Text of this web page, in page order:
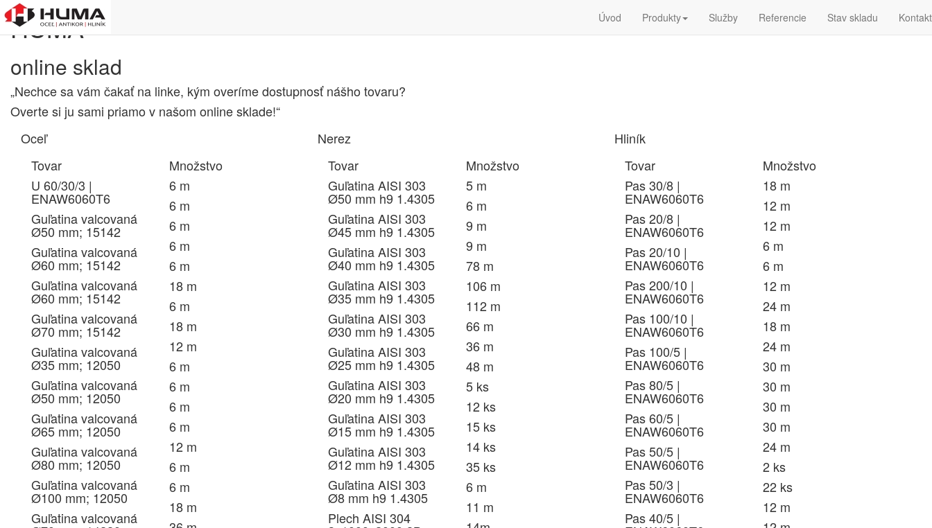
Úvod Produkty Služby Referencie Stav skladu Kontakt
HUMA
online sklad
„Nechce sa vám čakať na linke, kým overíme dostupnosť nášho tovaru?
Overte si ju sami priamo v našom online sklade!“
Oceľ
Tovar
U 60/30/3 |
ENAW6060T6
Guľatina valcovaná
Ø50 mm; 15142
Guľatina valcovaná
Ø60 mm; 15142
Guľatina valcovaná
Ø60 mm; 15142
Guľatina valcovaná
Ø70 mm; 15142
Guľatina valcovaná
Ø35 mm; 12050
Guľatina valcovaná
Ø50 mm; 12050
Guľatina valcovaná
Ø65 mm; 12050
Guľatina valcovaná
Ø80 mm; 12050
Guľatina valcovaná
Ø100 mm; 12050
Guľatina valcovaná
Množstvo
6 m
6 m
6 m
6 m
6 m
18 m
6 m
18 m
12 m
6 m
6 m
6 m
6 m
12 m
6 m
6 m
18 m
Nerez
Tovar
Guľatina AISI 303
Ø50 mm h9 1.4305
Guľatina AISI 303
Ø45 mm h9 1.4305
Guľatina AISI 303
Ø40 mm h9 1.4305
Guľatina AISI 303
Ø35 mm h9 1.4305
Guľatina AISI 303
Ø30 mm h9 1.4305
Guľatina AISI 303
Ø25 mm h9 1.4305
Guľatina AISI 303
Ø20 mm h9 1.4305
Guľatina AISI 303
Ø15 mm h9 1.4305
Guľatina AISI 303
Ø12 mm h9 1.4305
Guľatina AISI 303
Ø8 mm h9 1.4305
Plech AISI 304
Množstvo
5 m
6 m
9 m
9 m
78 m
106 m
112 m
66 m
36 m
48 m
5 ks
12 ks
15 ks
14 ks
35 ks
6 m
11 m
Hliník
Tovar
Pas 30/8 |
ENAW6060T6
Pas 20/8 |
ENAW6060T6
Pas 20/10 |
ENAW6060T6
Pas 200/10 |
ENAW6060T6
Pas 100/10 |
ENAW6060T6
Pas 100/5 |
ENAW6060T6
Pas 80/5 |
ENAW6060T6
Pas 60/5 |
ENAW6060T6
Pas 50/5 |
ENAW6060T6
Pas 50/3 |
ENAW6060T6
Pas 40/5 |
Množstvo
18 m
12 m
12 m
6 m
6 m
12 m
24 m
18 m
24 m
30 m
30 m
30 m
30 m
24 m
2 ks
22 ks
12 m